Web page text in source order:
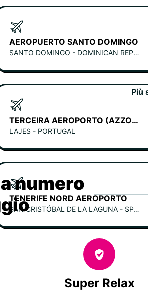
AEROPUERTO SANTO DOMINGO
SANTO DOMINGO - DOMINICAN REPUBLIC
TERCEIRA AEROPORTO (AZZORRE)
LAJES - PORTUGAL
TENERIFE NORD AEROPORTO
SAN CRISTÓBAL DE LA LAGUNA - SPAIN
Più
numero
Super Relax